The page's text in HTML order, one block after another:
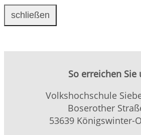
schließen
So erreichen Sie
Volkshochschule
Boserother
53639 Königswinter-